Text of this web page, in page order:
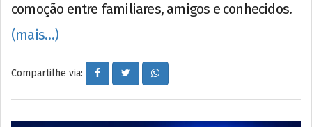
comoção entre familiares, amigos e conhecidos.
(mais…)
Compartilhe via: